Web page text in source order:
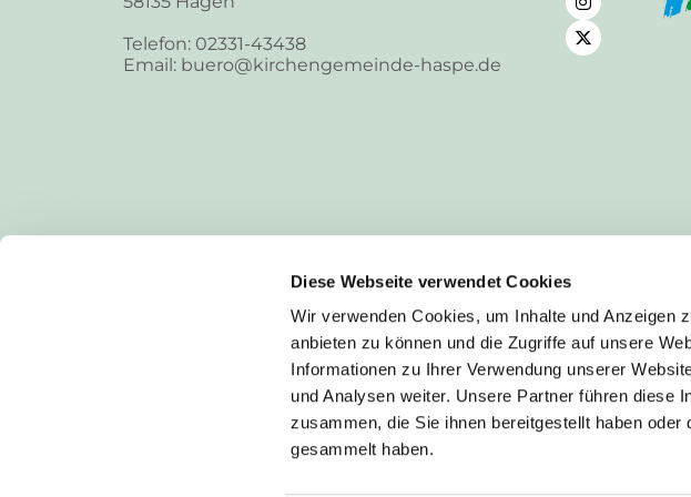
Diese Webseite verwendet Cookies
Wir verwenden Cookies, um Inhalte und Anzeigen
anbieten zu können und die Zugriffe auf unsere
Informationen zu Ihrer Verwendung unserer
und Analysen weiter. Unsere Partner führen diese
zusammen, die Sie ihnen bereitgestellt haben
gesammelt haben.
Telefon: 02331-43438
Email: buero@kirchengemeinde-haspe.de
Impressum